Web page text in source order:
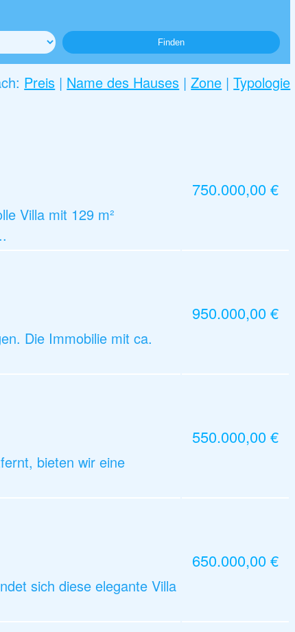
Preis | Name des Hauses |Zone |Typologie
Villa mit 129 m²
750.000,00 €
Die Immobilie mit ca.
950.000,00 €
bieten wir eine
550.000,00 €
sich diese elegante Villa
650.000,00 €